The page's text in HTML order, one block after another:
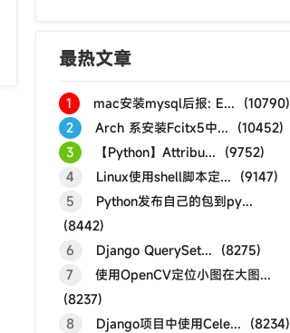
最热文章
1
mac安装mysql后报: E... (10790)
2
Arch 系安装Fcitx5中... (10452)
3
【Python】Attribu... (9752)
4
Linux使用shell脚本定... (9147)
5
Python发布自己的包到py...
(8442)
6
Django QuerySet... (8275)
7
使用OpenCV定位小图在大图...
(8237)
8
Django项目中使用Cele... (8234)